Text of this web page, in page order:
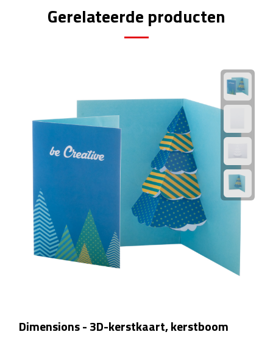
Auto telefoonhouders
Rijbewijs- & kentekenhoezen
USB autoladers
Veiligheidshamers
Veiligheidssets
Zonneschermen
Fiets Accessoires
Gerelateerde producten
Dimensions - 3D-kerstkaart, kerstboom